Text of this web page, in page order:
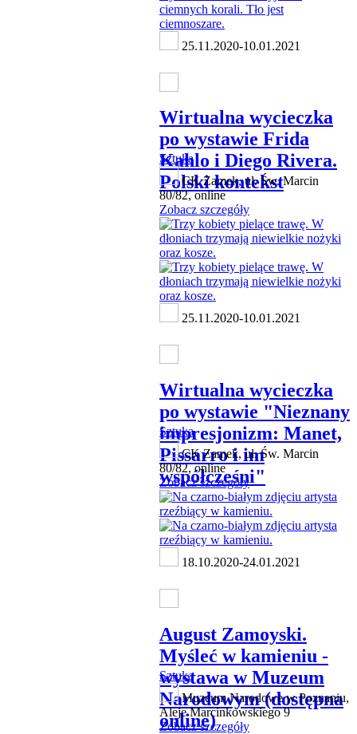
25.11.2020-10.01.2021
Wirtualna wycieczka
po wystawie Frida
Kahlo i Diego Rivera.
Polski kontekst
Sztuka
CK Zamek, ul. Św. Marcin
80/82, online
Zobacz szczegóły
25.11.2020-10.01.2021
Wirtualna wycieczka
po wystawie "Nieznany
impresjonizm: Manet,
Pissarro i im
współcześni"
Sztuka
CK Zamek, ul. Św. Marcin
80/82, online
Zobacz szczegóły
18.10.2020-24.01.2021
August Zamoyski.
Myśleć w kamieniu -
wystawa w Muzeum
Narodowym (dostępna
online)
Sztuka
Muzeum Narodowe w Poznaniu,
Aleje Marcinkowskiego 9
Zobacz szczegóły